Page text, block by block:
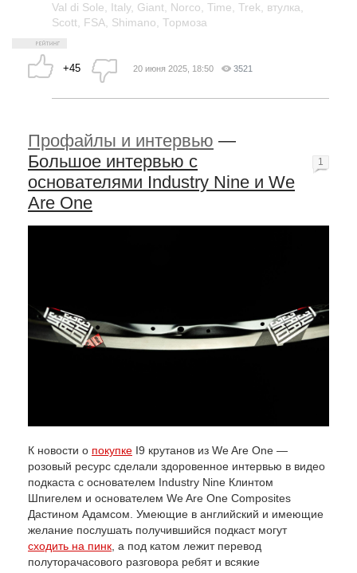
Val di Sole, Italy, Giant, Norco, Time, Trek, втулка,
Scott, FSA, Shimano, Тормоза
+45 20 июня 2025, 18:50 3521
Профайлы и интервью —
Большое интервью с
основателями Industry Nine и We
Are One
К новости о покупке I9 крутанов из We Are One —
розовый ресурс сделали здоровенное интервью в видео
подкаста с основателем Industry Nine Клинтом
Шпигелем и основателем We Are One Composites
Дастином Адамсом. Умеющие в английский и имеющие
желание послушать получившийся подкаст могут
сходить на пинк, а под катом лежит перевод
полуторачасового разговора ребят и всякие
1